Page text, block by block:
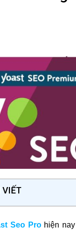
VIẾT
Seo Prohiện nay